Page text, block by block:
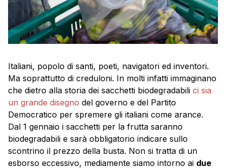
Italiani, popolo di santi, poeti, navigatori ed inventori.
Ma soprattutto di creduloni. In molti infatti immaginano
che dietro alla storia dei sacchetti biodegradabili ci sia
un grande disegno del governo e del Partito
Democratico per spremere gli italiani come arance.
Dal 1 gennaio i sacchetti per la frutta saranno
biodegradabili e sarà obbligatorio indicare sullo
scontrino il prezzo della busta. Non si tratta di un
esborso eccessivo, mediamente siamo intorno ai due